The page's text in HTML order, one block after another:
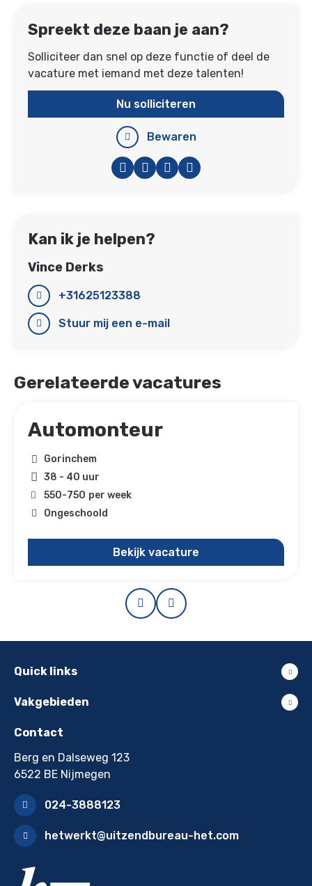
Spreekt deze baan je aan?
Solliciteer dan snel op deze functie of deel de
vacature met iemand met deze talenten!
Facebook
TwitterLinkedIn
Nu solliciteren
Bewaren
Kan ik je helpen?
Vince Derks
+31625123388
Stuur mij een e-mail
Gerelateerde vacatures
Automonteur
Gorinchem
38 - 40 uur
550-750 per week
Ongeschoold
Bekijk vacature
Prev Next
Quick links
Vakgebieden
Contact
Berg en Dalseweg 123
6522 BE Nijmegen
024-3888123
hetwerkt@uitzendbureau-het.com